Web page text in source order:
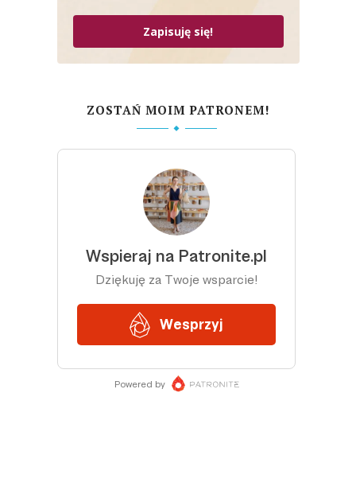
Zapisuję się!
ZOSTAŃ MOIM PATRONEM!